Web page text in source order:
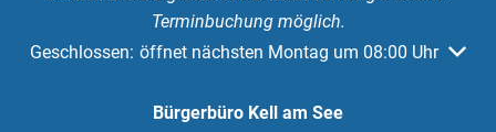
Terminbuchung möglich.
Klicken, um weitere Öffnungs- oder Schließzeiten
Geschlossen: öffnet nächsten Montag um 08:00 Uhr
Bürgerbüro Kell am See